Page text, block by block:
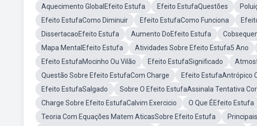
Aquecimento GlobalEfeito Estufa
Efeito EstufaQuestões
Efeito EstufaComo Diminuir
Efeito EstufaComo Funciona
DissertacaoEfeito Estufa
Aumento DoEfeito Estufa
Mapa MentalEfeito Estufa
Atividades Sobre Efeito Estufa5 Ano
Efeito EstufaMocinho Ou Vilão
Efeito EstufaSignificado
Questão Sobre Efeito EstufaCom Charge
Efeito EstufaAntrópico
Efeito EstufaSalgado
Sobre O Efeito EstufaAssinala Tentativa
Charge Sobre Efeito EstufaCalvim Exercicio
O Que ÉEfeito Estufa
Teoria Com Equações Matem AticasSobre Efeito Estufa